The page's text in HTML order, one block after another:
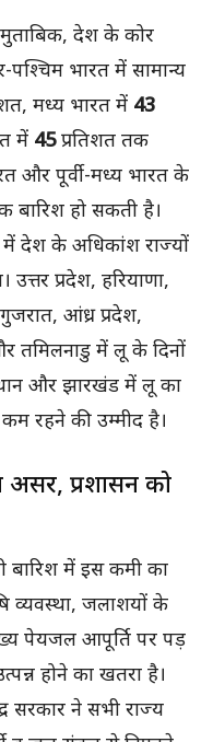
मुताबिक, देश के कोर
भारत में सामान्य
मध्य भारत में 43
में 45प्रतिशत तक
और पूर्वी-मध्य भारत के
बारिश हो सकती है।
देश के अधिकांश राज्यों
प्रदेश, हरियाणा,
आंध्र प्रदेश,
तमिलनाडु में लू के दिनों
और झारखंड में लू का
रहने की उम्मीद है।
प्रशासन को
बारिश में इस कमी का
व्यवस्था, जलाशयों के
पेयजल आपूर्ति पर पड़
होने का खतरा है।
सरकार ने सभी राज्य